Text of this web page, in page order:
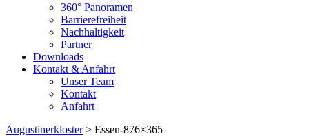
360° Panoramen
Barrierefreiheit
Nachhaltigkeit
Partner
Downloads
Kontakt & Anfahrt
Unser Team
Kontakt
Anfahrt
Augustinerkloster> Essen-876×365